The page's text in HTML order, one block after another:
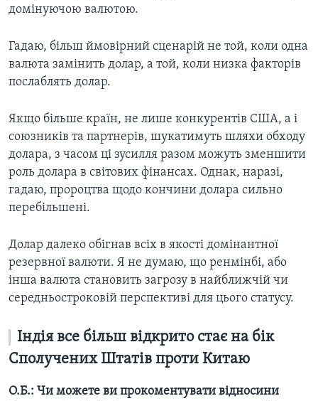
домінуючою валютою.
Гадаю, більш ймовірний сценарій не той, коли одна
валюта замінить долар, а той, коли низка факторів
послаблять долар.
Якщо більше країн, не лише конкурентів США, а і
союзників та партнерів, шукатимуть шляхи обходу
долара, з часом ці зусилля разом можуть зменшити
роль долара в світових фінансах. Однак, наразі,
гадаю, пророцтва щодо кончини долара сильно
перебільшені.
Долар далеко обігнав всіх в якості домінантної
резервної валюти. Я не думаю, що ренмінбі, або
інша валюта становить загрозу в найближчій чи
середньостроковій перспективі для цього статусу.
Індія все більш відкрито стає на бік
Сполучених Штатів проти Китаю
О.Б.: Чи можете ви прокоментувати відносини